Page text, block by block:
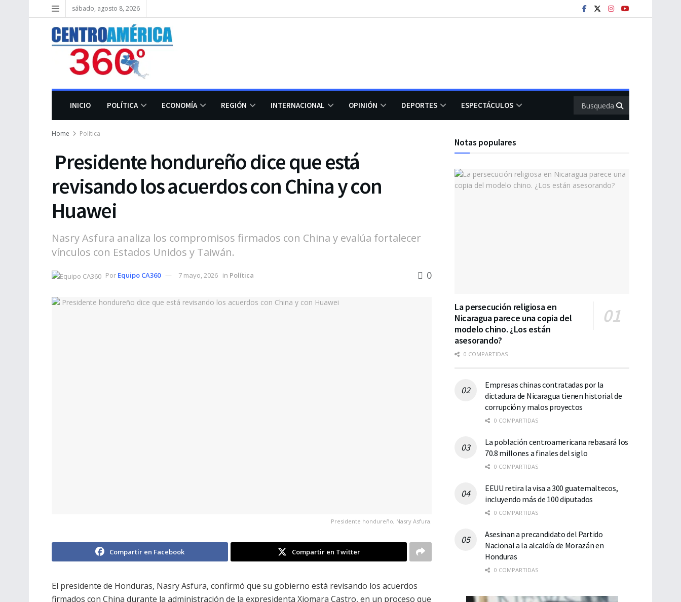
sábado, agosto 8, 2026
INICIO POLÍTICA ECONOMÍA REGIÓN INTERNACIONAL OPINIÓN DEPORTES ESPECTÁCULOS
Home Política
Presidente hondureño dice que está
revisando los acuerdos con China y con
Huawei
Nasry Asfura analiza los compromisos firmados con China y evalúa fortalecer
vínculos con Estados Unidos y Taiwán.
Por Equipo CA360 7 mayo, 2026 in Política 0
Presidente hondureño, Nasry Asfura.
Compartir en Facebook Compartir en Twitter
El presidente de Honduras, Nasry Asfura, confirmó que su gobierno está revisando los acuerdos
firmados con China durante la administración de la expresidenta Xiomara Castro, en un proceso que
Notas populares
La persecución religiosa en
Nicaragua parece una copia del
modelo chino. ¿Los están
asesorando?
0 COMPARTIDAS
Empresas chinas contratadas por la
dictadura de Nicaragua tienen historial de
corrupción y malos proyectos
0 COMPARTIDAS
La población centroamericana rebasará los
70.8 millones a finales del siglo
0 COMPARTIDAS
EEUU retira la visa a 300 guatemaltecos,
incluyendo más de 100 diputados
0 COMPARTIDAS
Asesinan a precandidato del Partido
Nacional a la alcaldía de Morazán en
Honduras
0 COMPARTIDAS